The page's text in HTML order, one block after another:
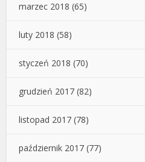
marzec 2018 (65)
luty 2018 (58)
styczeń 2018 (70)
grudzień 2017 (82)
listopad 2017 (78)
październik 2017 (77)